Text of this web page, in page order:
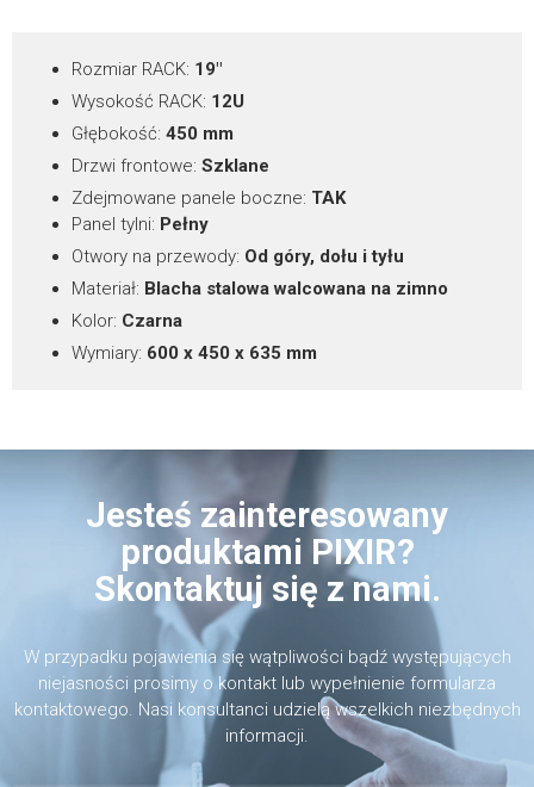
Rozmiar RACK: 19″
Wysokość RACK: 12U
Głębokość: 450 mm
Drzwi frontowe: Szklane
Zdejmowane panele boczne: TAK
Panel tylni: Pełny
Otwory na przewody: Od góry, dołu i tyłu
Materiał: Blacha stalowa walcowana na zimno
Kolor: Czarna
Wymiary: 600 x 450 x 635 mm
Jesteś zainteresowany
produktami PIXIR?
Skontaktuj się z nami.
W przypadku pojawienia się wątpliwości bądź występujących
niejasności prosimy o kontakt lub wypełnienie formularza
kontaktowego. Nasi konsultanci udzielą wszelkich niezbędnych
informacji.